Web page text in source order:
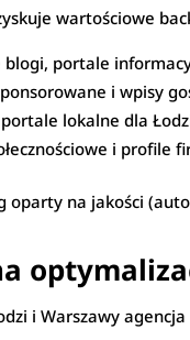
wartościowe
blogi, portale
i wpisy
lokalne dla
i profile
oparty na jakości
i Warszawy